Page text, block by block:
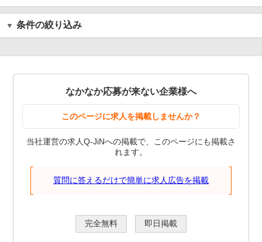
条件の絞り込み
なかなか応募が来ない企業様へ
このページに求人を掲載しませんか？
当社運営の求人Q-JiNへの掲載で、このページにも掲載さ
れます。
質問に答えるだけで簡単に求人広告を掲載
完全無料 即日掲載